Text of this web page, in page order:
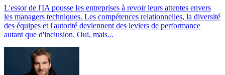
L'essor de l'IA pousse les entreprises à revoir leurs attentes envers
les managers techniques. Les compétences relationnelles, la diversité
des équipes et l'autorité deviennent des leviers de performance
autant que d'inclusion. Oui, mais...